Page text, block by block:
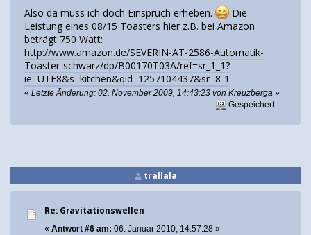
Also da muss ich doch Einspruch erheben.
Die
Leistung eines 08/15 Toasters hier z.B. bei Amazon
beträgt 750 Watt:
http://www.amazon.de/SEVERIN-AT-2586-Automatik-
Toaster-schwarz/dp/B00170T03A/ref=sr_1_1?
ie=UTF8&s=kitchen&qid=1257104437&sr=8-1
« Letzte Änderung: 02. November 2009, 14:43:23 von Kreuzberga »
Gespeichert
trallala
Re: Gravitationswellen
« Antwort #6 am: 06. Januar 2010, 14:57:28 »